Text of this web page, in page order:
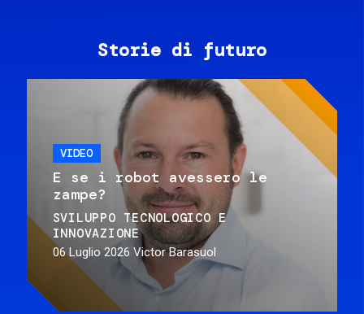
Storie di futuro
VIDEO
E se i robot avessero le
zampe?
SVILUPPO TECNOLOGICO E
INNOVAZIONE
06 Luglio 2026 Victor Barasuol